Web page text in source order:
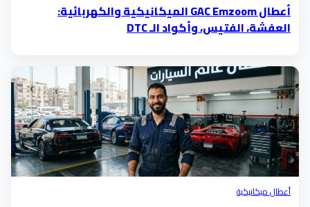
أعطال GAC Emzoom الميكانيكية والكهربائية:
العفشة، الفتيس، وأكواد الـ DTC
أعطال ميكانيكية